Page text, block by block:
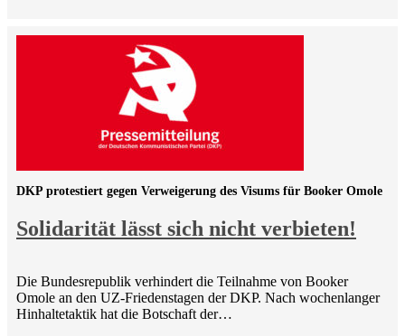
Solidarität lässt sich nicht verbieten!
DKP protestiert gegen Verweigerung des Visums für Booker Omole
Die Bundesrepublik verhindert die Teilnahme von Booker
Omole an den UZ-Friedenstagen der DKP. Nach wochenlanger
Hinhaltetaktik hat die Botschaft der…